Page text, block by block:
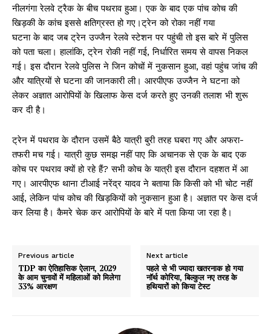
नीलगंगा रेलवे ट्रैक के बीच पथराव हुआ। एक के बाद एक पांच कोच की
खिड़की के कांच इससे क्षतिग्रस्त हो गए।ट्रेन को रोका नहीं गया
घटना के बाद जब ट्रेन उज्जैन रेलवे स्टेशन पर पहुंची तो इस बारे में पुलिस
को पता चला। हालांकि, ट्रेन रोकी नहीं गई, निर्धारित समय से वापस निकल
गई। इस दौरान रेलवे पुलिस ने जिन कोचों में नुकसान हुआ, वहां पहुंच जांच की
और यात्रियों से घटना की जानकारी ली। आरपीएफ उज्जैन ने घटना को
लेकर अज्ञात आरोपियों के खिलाफ केस दर्ज करते हुए उनकी तलाश भी शुरू
कर दी है।
ट्रेन में पथराव के दौरान उसमें बैठे यात्री बुरी तरह घबरा गए और अफरा-
तफरी मच गई। यात्री कुछ समझ नहीं पाए कि अचानक से एक के बाद एक
कोच पर पथराव क्यों हो रहे हैं? सभी कोच के यात्री इस दौरान दहशत में आ
गए। आरपीएफ थाना टीआई नरेंद्र यादव ने बताया कि किसी को भी चोट नहीं
आई, लेकिन पांच कोच की खिड़कियों को नुकसान हुआ है। अज्ञात पर केस दर्ज
कर लिया है। कैमरे चेक कर आरोपियों के बारे में पता किया जा रहा है।
Previous article
TDP का ऐतिहासिक ऐलान, 2029
के आम चुनावों में महिलाओं को मिलेगा
33% आरक्षण
Next article
पहले से भी ज्यादा खतरनाक हो गया
नॉर्थ कोरिया, बिल्कुल नए तरह के
हथियारों को किया टेस्ट